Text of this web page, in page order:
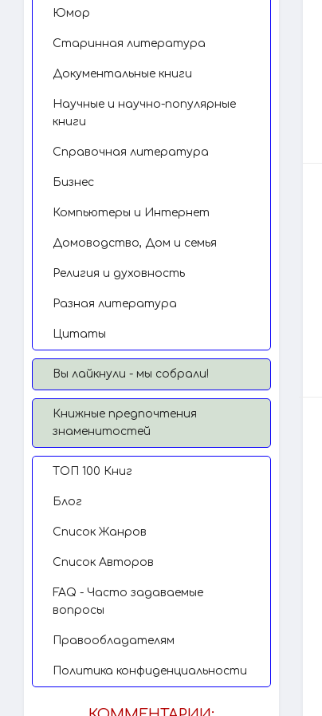
Юмор
Старинная литература
Документальные книги
Научные и научно-популярные
книги
Справочная литература
Бизнес
Компьютеры и Интернет
Домоводство, Дом и семья
Религия и духовность
Разная литература
Цитаты
Вы лайкнули - мы собрали!
Книжные предпочтения
знаменитостей
TОП 100 Книг
Блог
Список Жанров
Список Авторов
FAQ - Часто задаваемые
вопросы
Правообладателям
Политика конфиденциальности